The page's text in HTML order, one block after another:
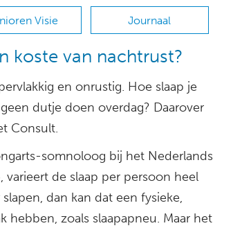
Visie Journaal
koste van nachtrust?
en onrustig. Hoe slaap je
dutje doen overdag? Daarover
Consult.
somnoloog bij het Nederlands
varieert de slaap per persoon heel
dan kan dat een fysieke,
hebben, zoals slaapapneu. Maar het